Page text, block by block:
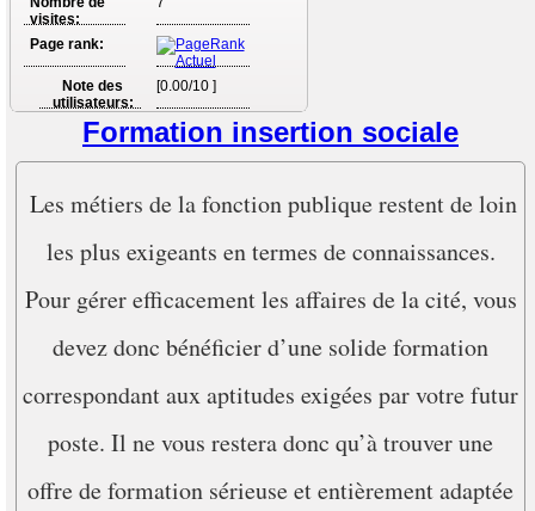
visites:
Page rank:
Note des
utilisateurs:
[0.00/10 ]
Formation insertion sociale
Les métiers de la fonction publique restent de loin
les plus exigeants en termes de connaissances.
Pour gérer efficacement les affaires de la cité, vous
devez donc bénéficier d’une solide formation
correspondant aux aptitudes exigées par votre futur
poste. Il ne vous restera donc qu’à trouver une
offre de formation sérieuse et entièrement adaptée